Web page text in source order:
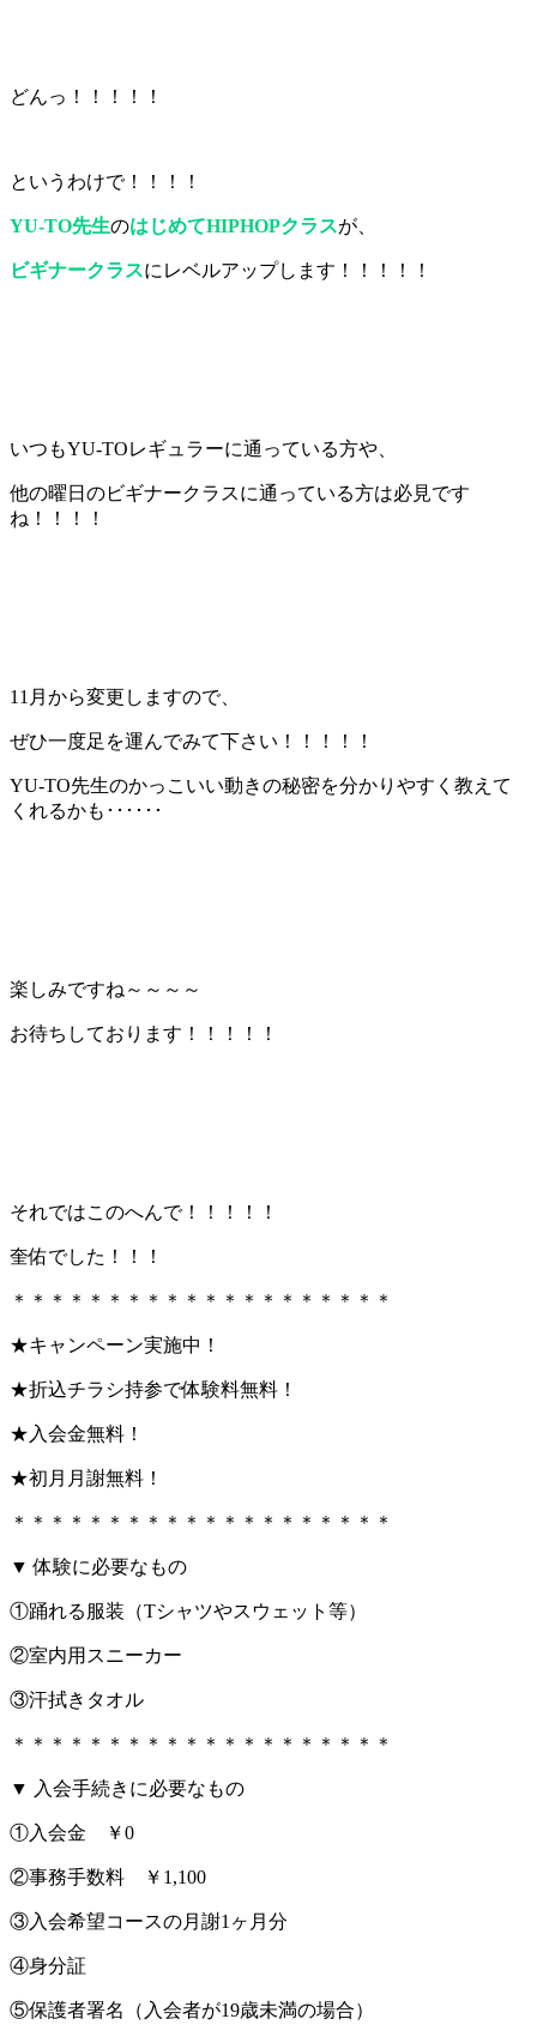
どんっ！！！！！
というわけで！！！！
YU-TO先生のはじめてHIPHOPクラスが、
ビギナークラスにレベルアップします！！！！！
いつもYU-TOレギュラーに通っている方や、
他の曜日のビギナークラスに通っている方は必見です
ね！！！！
11月から変更しますので、
ぜひ一度足を運んでみて下さい！！！！！
YU-TO先生のかっこいい動きの秘密を分かりやすく教えて
くれるかも･･････
楽しみですね～～～～
お待ちしております！！！！！
それではこのへんで！！！！！
奎佑でした！！！
＊＊＊＊＊＊＊＊＊＊＊＊＊＊＊＊＊＊＊＊
★キャンペーン実施中！
★折込チラシ持参で体験料無料！
★入会金無料！
★初月月謝無料！
＊＊＊＊＊＊＊＊＊＊＊＊＊＊＊＊＊＊＊＊
▼ 体験に必要なもの
①踊れる服装（Tシャツやスウェット等）
②室内用スニーカー
③汗拭きタオル
＊＊＊＊＊＊＊＊＊＊＊＊＊＊＊＊＊＊＊＊
▼ 入会手続きに必要なもの
①入会金 ￥0
②事務手数料 ￥1,100
③入会希望コースの月謝1ヶ月分
④身分証
⑤保護者署名（入会者が19歳未満の場合）